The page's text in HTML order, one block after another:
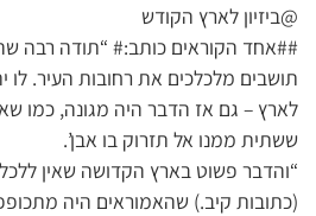
@ביזיון לארץ הקודש
##אחד הקוראים כותב:# “תודה רבה
תושבים מלכלכים את רחובות העיר. לו
לארץ – גם אז הדבר היה מגונה, כמו
ששתית ממנו אל תזרוק בו אבן’.
“והדבר פשוט בארץ הקדושה שאין
(כתובות קיב.) שהאמוראים היה